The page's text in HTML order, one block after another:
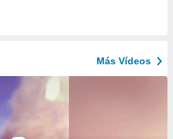
Más Vídeos